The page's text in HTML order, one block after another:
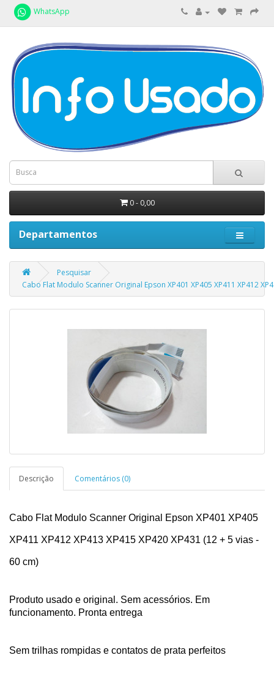
WhatsApp
0 - 0,00
Departamentos
Pesquisar
Cabo Flat Modulo Scanner Original Epson XP401 XP405 XP411 XP412
Descrição Comentários (0)
Cabo Flat Modulo Scanner Original Epson XP401 XP405
XP411 XP412 XP413 XP415 XP420 XP431 (12 + 5 vias -
60 cm)
Produto usado e original. Sem acessórios. Em
funcionamento. Pronta entrega
Sem trilhas rompidas e contatos de prata perfeitos